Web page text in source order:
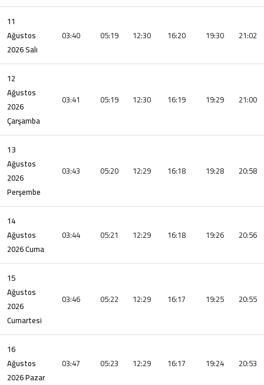
11
Ağustos
2026 Salı
03:40 05:19 12:30 16:20 19:30 21:02
12
Ağustos
2026
Çarşamba
03:41 05:19 12:30 16:19 19:29 21:00
13
Ağustos
2026
Perşembe
03:43 05:20 12:29 16:18 19:28 20:58
14
Ağustos
2026 Cuma
03:44 05:21 12:29 16:18 19:26 20:56
15
Ağustos
2026
Cumartesi
03:46 05:22 12:29 16:17 19:25 20:55
16
Ağustos
2026 Pazar
03:47 05:23 12:29 16:17 19:24 20:53